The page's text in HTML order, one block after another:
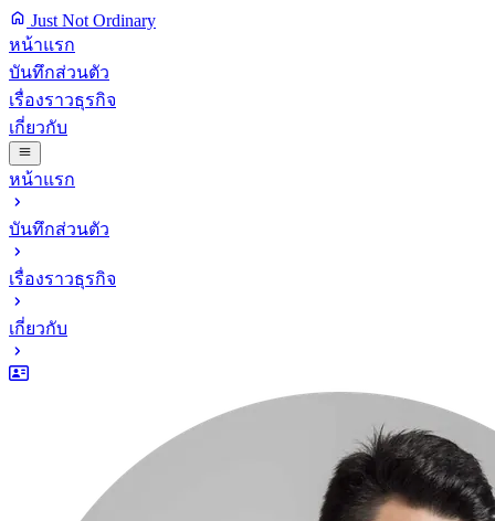
Just Not Ordinary
หน้าแรก
บันทึกส่วนตัว
เรื่องราวธุรกิจ
เกี่ยวกับ
หน้าแรก
บันทึกส่วนตัว
เรื่องราวธุรกิจ
เกี่ยวกับ